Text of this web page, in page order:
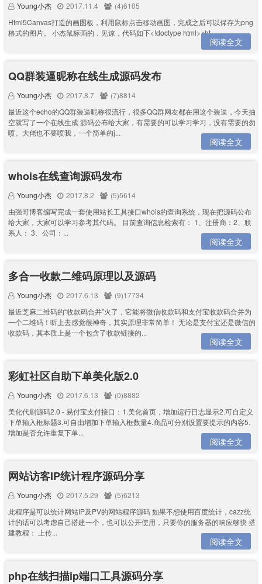
Young小杰 2017.11.4
(4)6105
Html5Canvas打造的画图板，利用鼠标点击移动画图，完成之后可以保存为png
格式的图片。 小杰鼠标画的，见谅，代码如下<!doctype html><ht...
阅读全文
QQ群装逼昵称在线生成源码发布
Young小杰 2017.8.7
(7)8814
最近这个echo的QQ群装逼昵称很流行，很多QQ群网友都在用这个装逼，今天抽
空就写了一个在线生成 源码公布给大家，有需要的可以学习学习，没有需要的勿
喷。大佬也不要喷我，一个简单的j...
阅读全文
whois在线查询源码发布
Young小杰 2017.8.2
(5)5614
由强哥博客编写完成一套使用站长工具接口whois的查询系统，现在把源码公布
给大家，大家可以学习参考其代码。 目前查询信息检索有： 1、注册商：2、联
系人： 3、公司：...
阅读全文
多合一收款二维码原理以及源码
Young小杰 2017.6.13
(9)17734
最近芝麻二维码的“收款码合并”火了，它能将微信收款码和支付宝收款码合并为
一个二维码！听上去感觉很神奇，其实原理非常简单！ 无论是支付宝还是微信的
收款码，其本质上是一个包含了收款链接的...
阅读全文
彩虹社区自助下单美化版2.0
Young小杰 2017.6.13
(0)8882
美化代刷源码2.0 - 易付宝支付接口：1.美化首页，增加运行日志显示2.可自定义
下单输入框标题3.可自由增加下单输入框数量4.商品可分别设置要提示的内容5.
增加是否允许重复下单...
阅读全文
网站访客IP统计程序源码分享
Young小杰 2017.5.29
(5)6213
此程序是可以统计网站IP及PV的网站程序源码 如果不想使用百度统计，cazz统
计的话可以考虑自己搭建一个，也可以公开使用，只要你的服务器的响应够快 搭
建教程： 上传...
阅读全文
php在线扫描ip端口工具源码分享